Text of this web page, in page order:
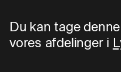
Du kan tage
vores afdelinger i